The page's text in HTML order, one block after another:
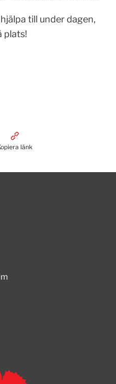
till under dagen,
plats!
länk